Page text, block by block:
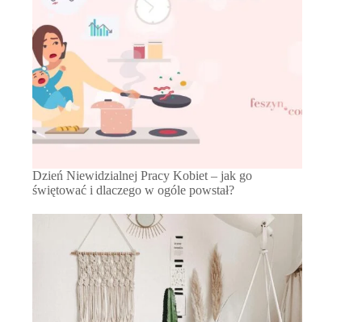
Dzień Niewidzialnej Pracy Kobiet – jak go
świętować i dlaczego w ogóle powstał?